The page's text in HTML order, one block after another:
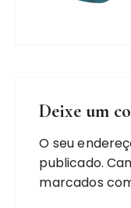
Deixe um
O seu
publicado.
marcados